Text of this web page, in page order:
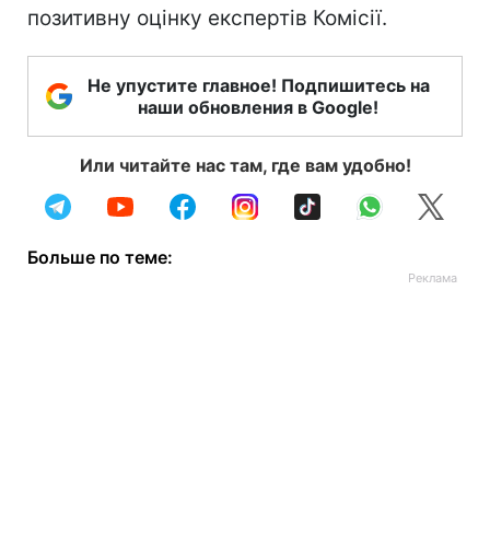
позитивну оцінку експертів Комісії.
Не упустите главное! Подпишитесь на
наши обновления в Google!
Или читайте нас там, где вам удобно!
Больше по теме: